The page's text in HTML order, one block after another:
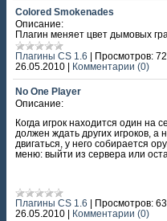
Colored Smokenades
Описание:
Плагин меняет цвет дымовых
Плагины CS 1.6 Просмотров:
26.05.2010
Комментарии (0)
No One Player
Описание:
Когда игрок находится один на
должен ждать других игроков, а
двигаться, у него собирается
меню: выйти из сервера или
Плагины CS 1.6 | Просмотров:
26.05.2010 | Комментарии (0)